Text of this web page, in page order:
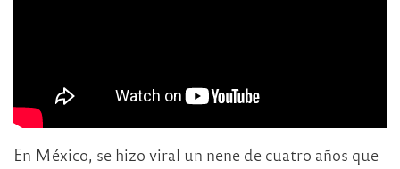
En México, se hizo viral un nene de cuatro años que